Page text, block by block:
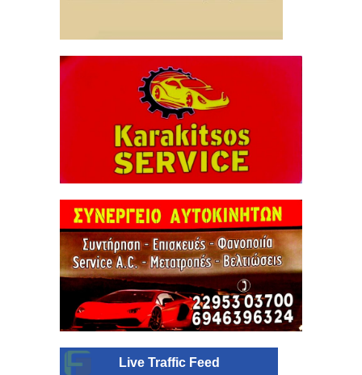
Live Traffic Feed